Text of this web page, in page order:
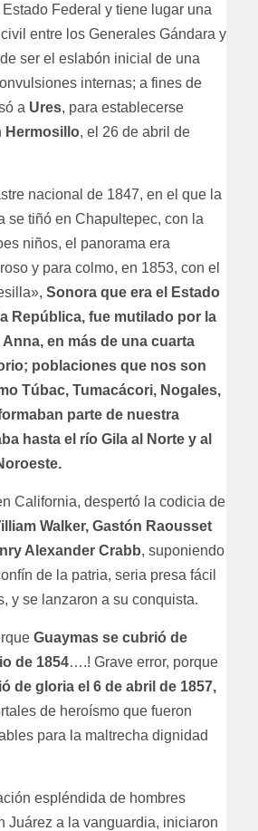
Federal y tiene lugar una
entre los Generales Gándara y
ser el eslabón inicial de una
internas; a fines de
a Ures, para establecerse
Hermosillo, el 26 de abril de
nacional de 1847, en el que la
se tiñó en Chapultepec, con la
niños, el panorama era
y para colmo, en 1853, con el
Sonora que era el Estado
República, fue mutilado por la
en más de una cuarta
poblaciones que nos son
Túbac, Tumacácori, Nogales,
parte de nuestra
hasta el río Gila al Norte y al
California, despertó la codicia de
Walker, Gastón Raousset
Alexander Crabb, suponiendo
de la patria, seria presa fácil
y se lanzaron a su conquista.
Guaymas se cubrió de
de 1854….! Grave error, porque
de gloria el 6 de abril de 1857,
de heroísmo que fueron
para la maltrecha dignidad
espléndida de hombres
Juárez a la vanguardia, iniciaron